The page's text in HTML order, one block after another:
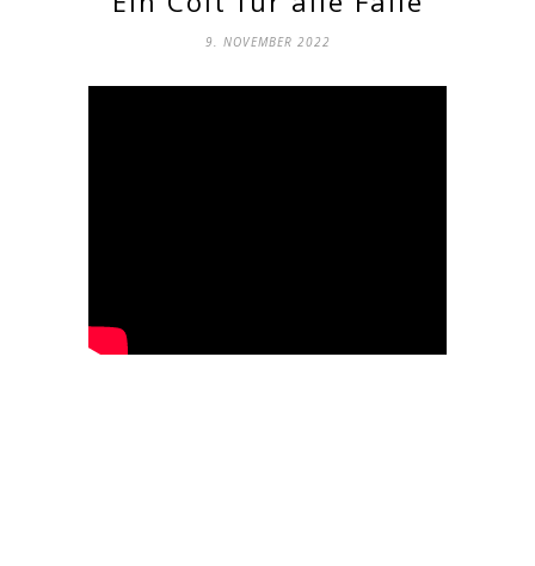
9. NOVEMBER 2022